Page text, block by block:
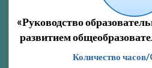
«Руководство
развитием
Количество часов/